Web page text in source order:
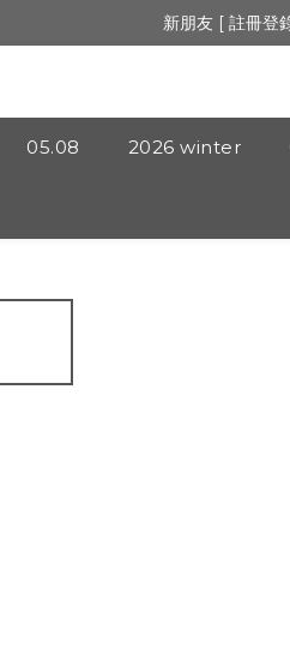
🔺「會員制」
新朋友 [ 註冊登
🔺「會員制
05.08 2026 winter